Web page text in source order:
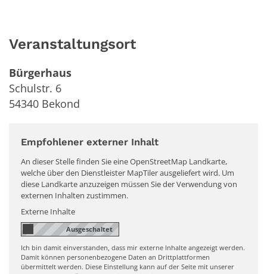
Veranstaltungsort
Bürgerhaus
Schulstr. 6
54340 Bekond
Empfohlener externer Inhalt
An dieser Stelle finden Sie eine OpenStreetMap Landkarte,
welche über den Dienstleister MapTiler ausgeliefert wird. Um
diese Landkarte anzuzeigen müssen Sie der Verwendung von
externen Inhalten zustimmen.
Externe Inhalte
Ich bin damit einverstanden, dass mir externe Inhalte angezeigt werden.
Damit können personenbezogene Daten an Drittplattformen
übermittelt werden. Diese Einstellung kann auf der Seite mit unserer